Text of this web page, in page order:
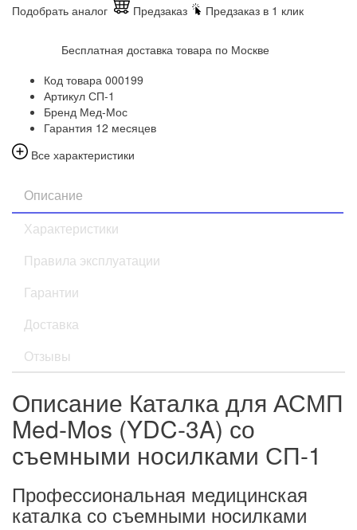
Подобрать аналог
Предзаказ Предзаказ в 1 клик
Бесплатная доставка товара по Москве
Код товара 000199
Артикул СП-1
Бренд Мед-Мос
Гарантия 12 месяцев
Все характеристики
Описание
Характеристики
Правила эксплуатации
Гарантии
Доставка
Отзывы
Описание Каталка для АСМП
Med-Mos (YDC-3A) со
съемными носилками СП-1
Профессиональная медицинская
каталка со съемными носилками